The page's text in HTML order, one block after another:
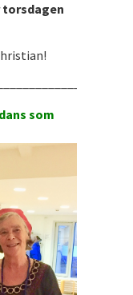
torsdagen
som